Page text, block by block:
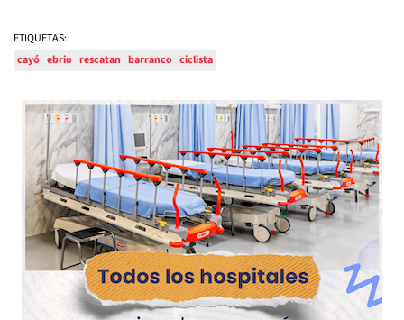
ETIQUETAS:
cayó ebrio rescatan barranco ciclista